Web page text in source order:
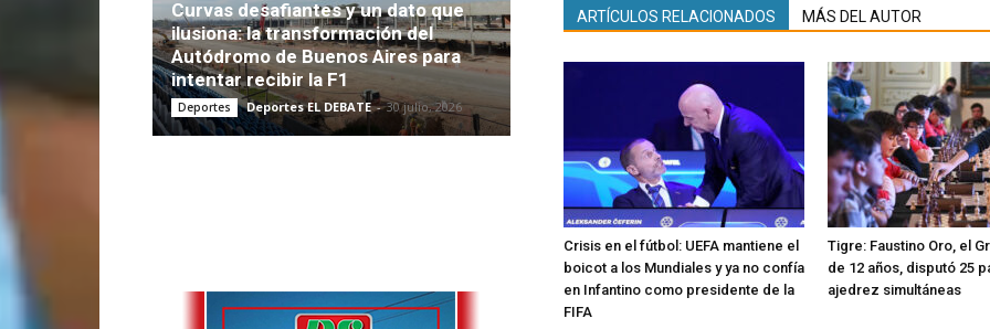
ARTÍCULOS RELACIONADOS MÁS DEL AUTOR
Crisis en el fútbol: UEFA mantiene el
boicot a los Mundiales y ya no confía
en Infantino como presidente de la
FIFA
Tigre: Faustino Oro, el
de 12 años, disputó 25
ajedrez simultáneas
Curvas desafiantes y un dato que
ilusiona: la transformación del
Autódromo de Buenos Aires para
intentar recibir la F1
Deportes Deportes EL DEBATE - 30 julio, 2026